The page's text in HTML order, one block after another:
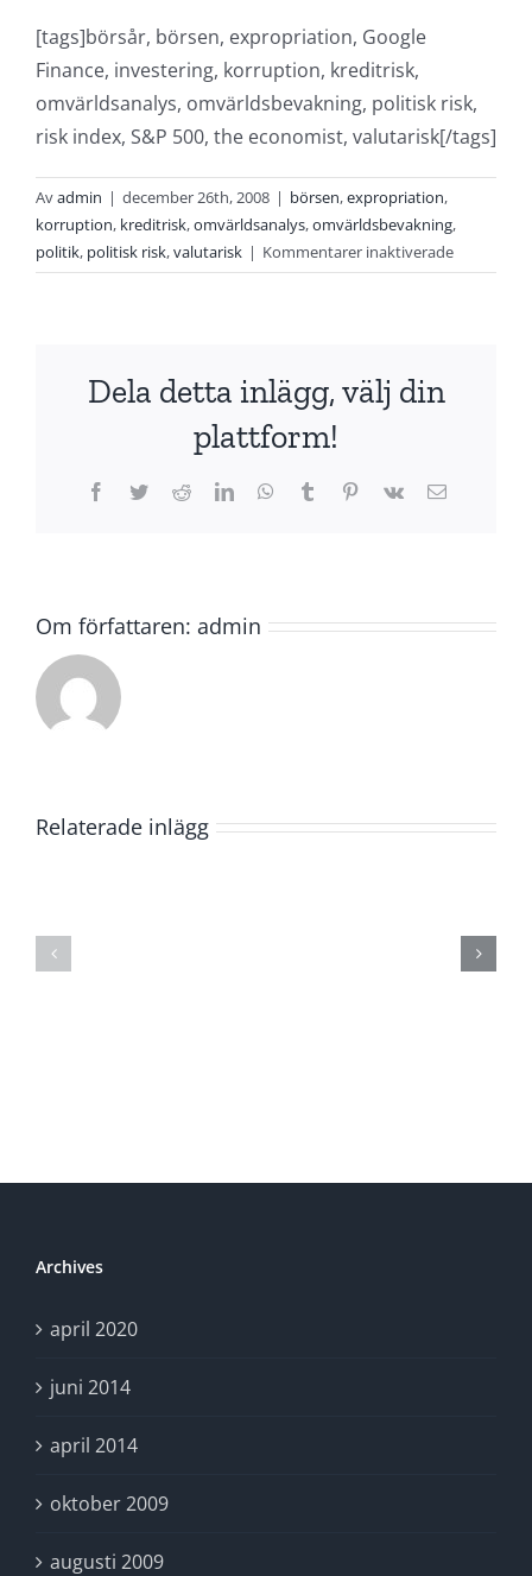
[tags]börsår, börsen, expropriation, Google
Finance, investering, korruption, kreditrisk,
omvärldsanalys, omvärldsbevakning, politisk risk,
risk index, S&P 500, the economist, valutarisk[/tags]
Avadmin | december 26th, 2008 | börsen,expropriation,
korruption, kreditrisk,omvärldsanalys,omvärldsbevakning,
politik, politisk risk,valutarisk | Kommentarer inaktiveradeför
Politisk
Dela detta inlägg, välj din
plattform!
Facebook
TwitterRedditLinkedInWhatsApp
TumblrPinterest
Vk
E-
Om författaren: admin
Relaterade inlägg
Archives
april 2020
juni 2014
april 2014
oktober 2009
augusti 2009